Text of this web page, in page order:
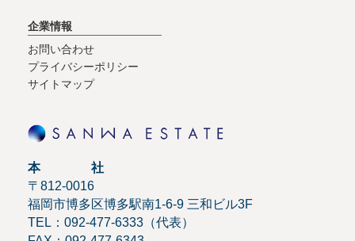
企業情報
お問い合わせ
プライバシーポリシー
サイトマップ
本 社
〒812-0016
福岡市博多区博多駅南1-6-9 三和ビル3F
TEL：092-477-6333（代表）